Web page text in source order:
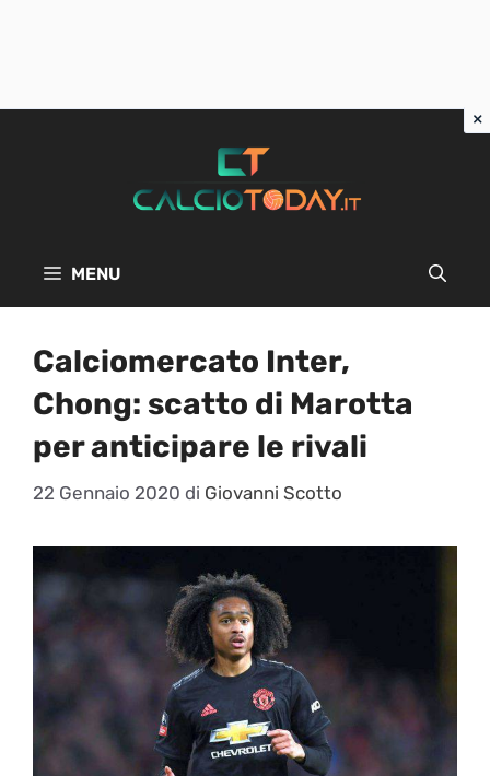
MENU
Calciomercato Inter,
Chong: scatto di Marotta
per anticipare le rivali
22 Gennaio 2020 di Giovanni Scotto